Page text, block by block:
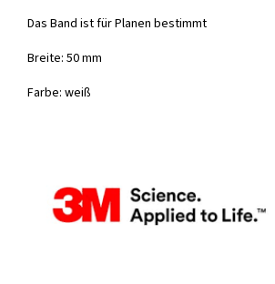
Das Band ist für Planen bestimmt
Breite: 50 mm
Farbe: weiß